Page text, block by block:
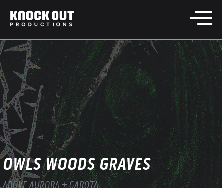
OWLS WOODS GRAVES
ABOVE AURORA + GAROTA